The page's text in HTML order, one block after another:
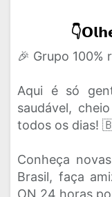
🎉 Grupo 100%
Aqui é só
saudável,
todos os dias!
Conheça
Brasil, faça
ON 24 horas